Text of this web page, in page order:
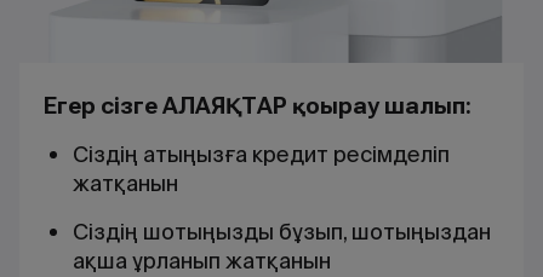
Егер сізге АЛАЯҚТАР қоңырау шалып:
Сіздің атыңызға кредит ресімделіп
жатқанын
Сіздің шотыңызды бұзып, шотыңыздан
ақша ұрланып жатқанын